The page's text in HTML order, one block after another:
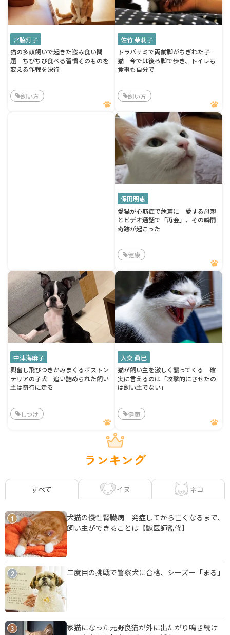
宮脇灯子
猫の多頭飼いで起きた盗み食い問
題 ちびちび食べる習慣そのものを
変える作戦を決行
飼い方
佐竹 茉莉子
トラバサミで両前脚がちぎれた子
猫 今では後ろ脚で歩き、トイレも
食事も自分で
飼い方
保田明恵
愛猫が心筋症で危篤に 愛する母親
とビデオ通話で「再会」、その瞬間
奇跡が起こった
健康
中津海麻子
興奮し飛びつきかみまくるボストン
テリアの子犬 追い詰められた飼い
主は奇行に走る
しつけ
入交 眞巳
猫が飼い主を激しく襲ってくる 確
実に言えるのは「攻撃的にさせたの
は飼い主でない」
健康
ランキング
すべて イヌ ネコ
1
犬猫の慢性腎臓病 発症してから亡くなるまで、
飼い主ができることは【獣医師監修】
2 二度目の挑戦で警察犬に合格、シーズー「まる」
3
家猫になった元野良猫が外に出たがり鳴き続け